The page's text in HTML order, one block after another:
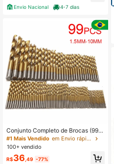
Envio Nacional
4-7 dias
Conjunto Completo de Brocas (99 U
nidades, 1.5mm-10mm) – Para Profi
ssionais de Construção – Perfura Ef
etivamente em Diversos Materiais
#1 Mais Vendido
em Envio rápido Brocas
100+ vendido
R$36 ,49 -77%